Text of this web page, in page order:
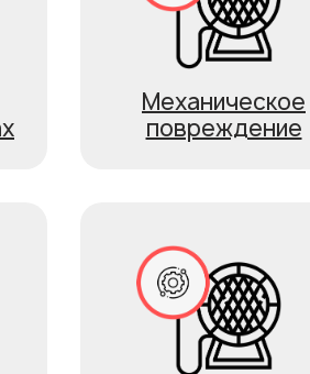
Механическое
повреждение